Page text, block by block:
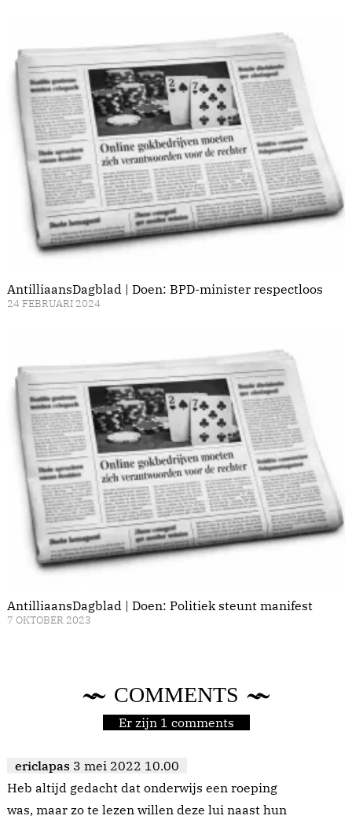
AntilliaansDagblad | Doen: BPD-minister respectloos
24 FEBRUARI 2024
AntilliaansDagblad | Doen: Politiek steunt manifest
7 OKTOBER 2023
COMMENTS
Er zijn 1 comments
ericlapas 3 mei 2022 10.00
Heb altijd gedacht dat onderwijs een roeping
was, maar zo te lezen willen deze lui naast hun